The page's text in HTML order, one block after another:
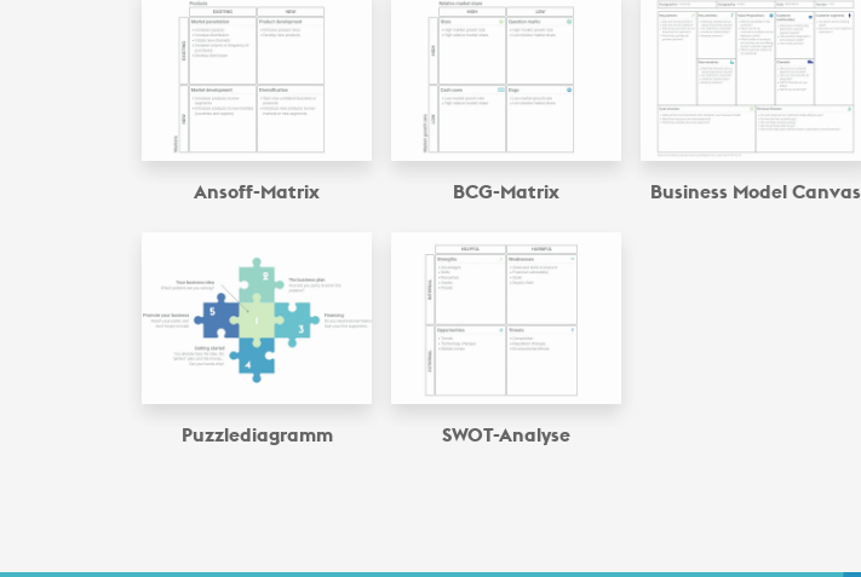
Ansoff-Matrix BCG-Matrix Business Model Canvas
Puzzle­diagramm SWOT-Analyse